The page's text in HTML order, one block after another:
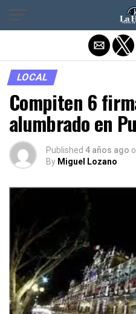
LOCAL
Compiten 6
alumbrado en
Published 4 años ago
By Miguel Lozano
Salir de la